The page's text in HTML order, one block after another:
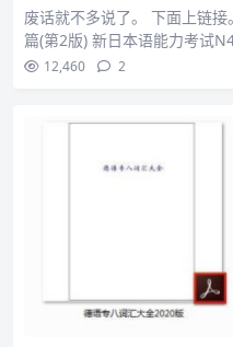
废话就不多说了。 下面上链
篇(第2版) 新日本语能力考试
12,460 2